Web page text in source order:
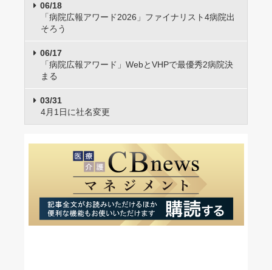
06/18
「病院広報アワード2026」ファイナリスト4病院出
そろう
06/17
「病院広報アワード」WebとVHPで最優秀2病院決
まる
03/31
4月1日に社名変更